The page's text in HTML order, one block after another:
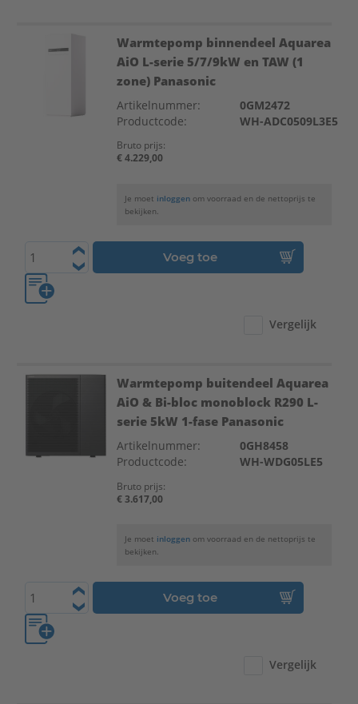
Warmtepomp binnendeel Aquarea
AiO L-serie 5/7/9kW en TAW (1
zone) Panasonic
Artikelnummer:
0GM2472
Productcode:
WH-ADC0509L3E5
Bruto prijs:
€ 4.229,00
Je moet inloggen om voorraad en de nettoprijs te
bekijken.
Voeg toe
Vergelijk
Warmtepomp buitendeel Aquarea
AiO & Bi-bloc monoblock R290 L-
serie 5kW 1-fase Panasonic
Artikelnummer:
0GH8458
Productcode:
WH-WDG05LE5
Bruto prijs:
€ 3.617,00
Je moet inloggen om voorraad en de nettoprijs te
bekijken.
Voeg toe
Vergelijk